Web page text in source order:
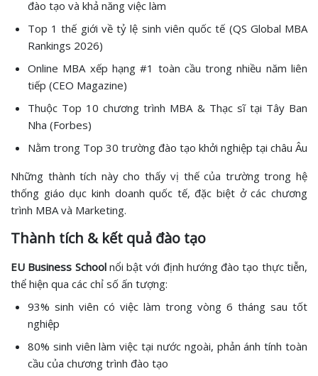
đào tạo và khả năng việc làm
Top 1 thế giới về tỷ lệ sinh viên quốc tế (QS Global MBA
Rankings 2026)
Online MBA xếp hạng #1 toàn cầu trong nhiều năm liên
tiếp (CEO Magazine)
Thuộc Top 10 chương trình MBA & Thạc sĩ tại Tây Ban
Nha (Forbes)
Nằm trong Top 30 trường đào tạo khởi nghiệp tại châu Âu
Những thành tích này cho thấy vị thế của trường trong hệ
thống giáo dục kinh doanh quốc tế, đặc biệt ở các chương
trình MBA và Marketing.
Thành tích & kết quả đào tạo
EU Business School nổi bật với định hướng đào tạo thực tiễn,
thể hiện qua các chỉ số ấn tượng:
93% sinh viên có việc làm trong vòng 6 tháng sau tốt
nghiệp
80% sinh viên làm việc tại nước ngoài, phản ánh tính toàn
cầu của chương trình đào tạo